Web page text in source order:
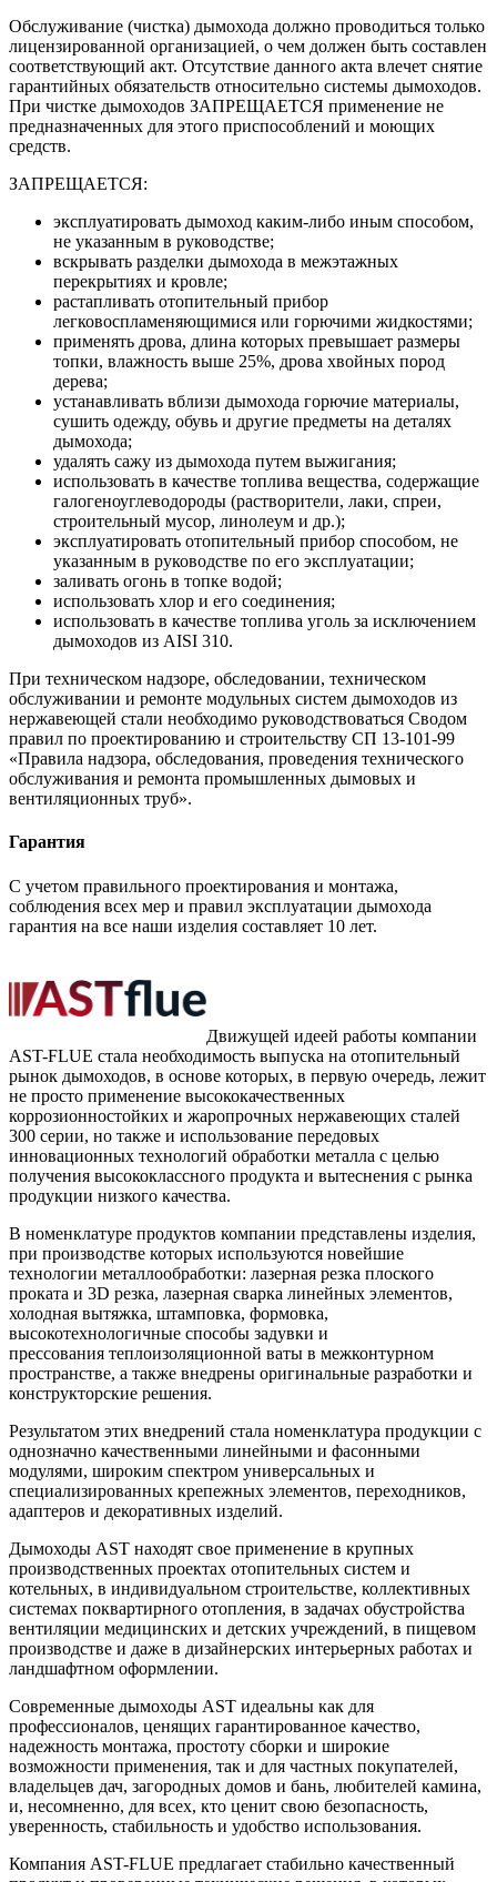
Обслуживание (чистка) дымохода должно проводиться только
лицензированной организацией, о чем должен быть составлен
соответствующий акт. Отсутствие данного акта влечет снятие
гарантийных обязательств относительно системы дымоходов.
При чистке дымоходов ЗАПРЕЩАЕТСЯ применение не
предназначенных для этого приспособлений и моющих
средств.
ЗАПРЕЩАЕТСЯ:
эксплуатировать дымоход каким-либо иным способом,
не указанным в руководстве;
вскрывать разделки дымохода в межэтажных
перекрытиях и кровле;
растапливать отопительный прибор
легковоспламеняющимися или горючими жидкостями;
применять дрова, длина которых превышает размеры
топки, влажность выше 25%, дрова хвойных пород
дерева;
устанавливать вблизи дымохода горючие материалы,
сушить одежду, обувь и другие предметы на деталях
дымохода;
удалять сажу из дымохода путем выжигания;
использовать в качестве топлива вещества, содержащие
галогеноуглеводороды (растворители, лаки, спреи,
строительный мусор, линолеум и др.);
эксплуатировать отопительный прибор способом, не
указанным в руководстве по его эксплуатации;
заливать огонь в топке водой;
использовать хлор и его соединения;
использовать в качестве топлива уголь за исключением
дымоходов из AISI 310.
При техническом надзоре, обследовании, техническом
обслуживании и ремонте модульных систем дымоходов из
нержавеющей стали необходимо руководствоваться Сводом
правил по проектированию и строительству СП 13-101-99
«Правила надзора, обследования, проведения технического
обслуживания и ремонта промышленных дымовых и
вентиляционных труб».
Гарантия
С учетом правильного проектирования и монтажа,
соблюдения всех мер и правил эксплуатации дымохода
гарантия на все наши изделия составляет 10 лет.
Движущей идеей работы компании
AST-FLUE стала необходимость выпуска на отопительный
рынок дымоходов, в основе которых, в первую очередь, лежит
не просто применение высококачественных
коррозионностойких и жаропрочных нержавеющих сталей
300 серии, но также и использование передовых
инновационных технологий обработки металла с целью
получения высококлассного продукта и вытеснения с рынка
продукции низкого качества.
В номенклатуре продуктов компании представлены изделия,
при производстве которых используются новейшие
технологии металлообработки: лазерная резка плоского
проката и 3D резка, лазерная сварка линейных элементов,
холодная вытяжка, штамповка, формовка,
высокотехнологичные способы задувки и
прессования теплоизоляционной ваты в межконтурном
пространстве, а также внедрены оригинальные разработки и
конструкторские решения.
Результатом этих внедрений стала номенклатура продукции с
однозначно качественными линейными и фасонными
модулями, широким спектром универсальных и
специализированных крепежных элементов, переходников,
адаптеров и декоративных изделий.
Дымоходы AST находят свое применение в крупных
производственных проектах отопительных систем и
котельных, в индивидуальном строительстве, коллективных
системах поквартирного отопления, в задачах обустройства
вентиляции медицинских и детских учреждений, в пищевом
производстве и даже в дизайнерских интерьерных работах и
ландшафтном оформлении.
Современные дымоходы AST идеальны как для
профессионалов, ценящих гарантированное качество,
надежность монтажа, простоту сборки и широкие
возможности применения, так и для частных покупателей,
владельцев дач, загородных домов и бань, любителей камина,
и, несомненно, для всех, кто ценит свою безопасность,
уверенность, стабильность и удобство использования.
Компания AST-FLUE предлагает стабильно качественный